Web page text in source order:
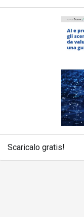
Scaricalo gratis!